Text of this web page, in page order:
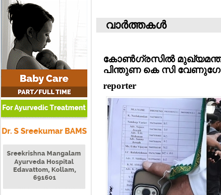
വാര്‍ത്തകള്‍
കോണ്‍ഗ്രസില്‍
പിന്തുണ കെ സി
reporter